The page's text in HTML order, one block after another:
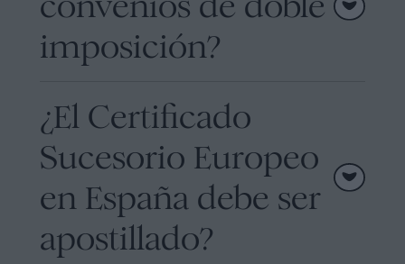
imposición?
¿El Certificado
Sucesorio Europeo
en España debe ser
apostillado?